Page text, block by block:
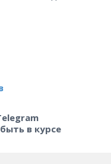
в курсе